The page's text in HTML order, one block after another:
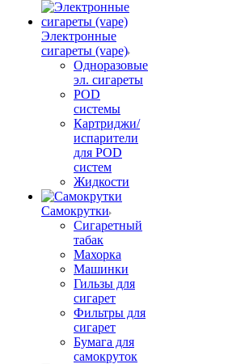
Электронные
сигареты (vape)
Одноразовые
эл. сигареты
POD
системы
Картриджи/
испарители
для POD
систем
Жидкости
Самокрутки
Сигаретный
табак
Махорка
Машинки
Гильзы для
сигарет
Фильтры для
сигарет
Бумага для
самокруток